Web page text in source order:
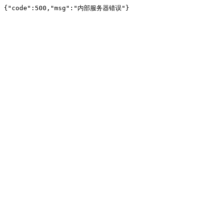
{"code":500,"msg":"内部服务器错误"}